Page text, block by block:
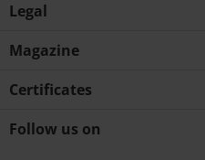
Legal
Magazine
Certificates
Follow us on